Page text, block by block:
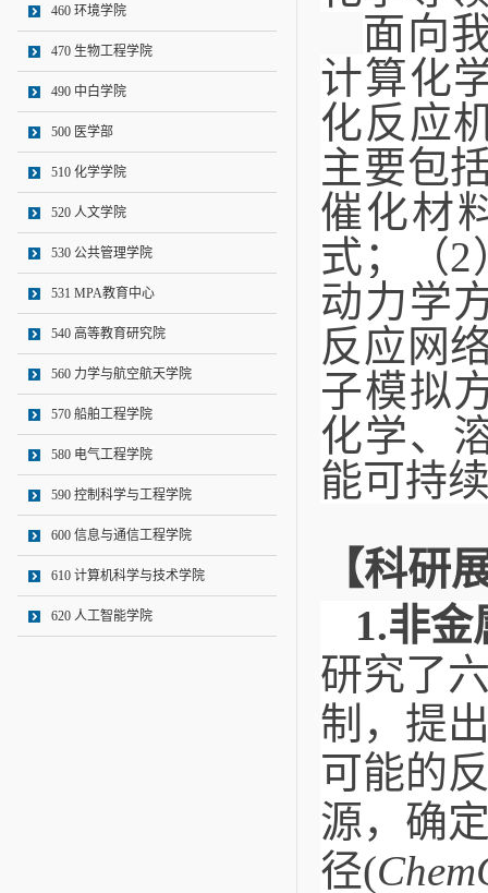
460 环境学院
470 生物工程学院
490 中白学院
500 医学部
510 化学学院
520 人文学院
530 公共管理学院
531 MPA教育中心
540 高等教育研究院
560 力学与航空航天学院
570 船舶工程学院
580 电气工程学院
590 控制科学与工程学院
600 信息与通信工程学院
610 计算机科学与技术学院
620 人工智能学院
面向
计算化
化反应
主要包
催化材
式；（
动力学
反应网
子模拟
化学、
能可持
【科研
1.非金
研究了
制，提
可能的
源，确
径(